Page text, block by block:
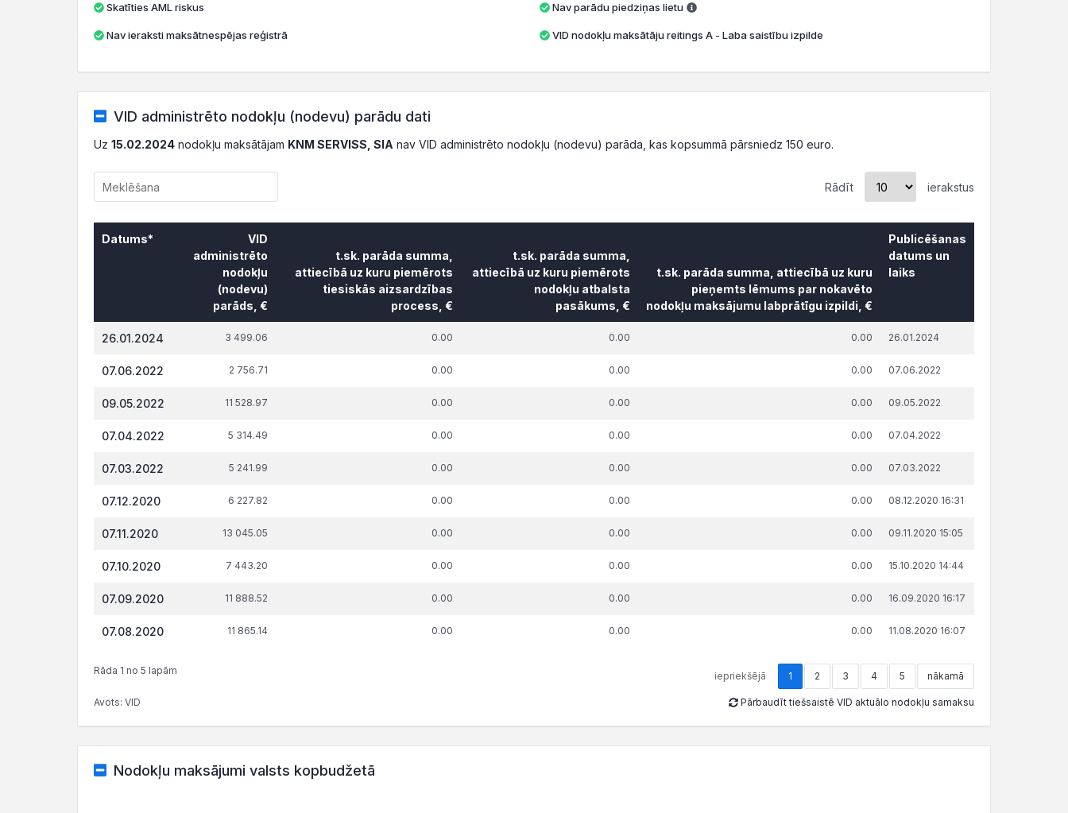
Skatīties AML riskus
Nav ieraksti maksātnespējas reģistrā
Nav parādu piedziņas lietu
VID nodokļu maksātāju reitings A - Laba saistību izpilde
VID administrēto nodokļu (nodevu) parādu dati
Uz 15.02.2024 nodokļu maksātājam KNM SERVISS, SIA nav VID administrēto nodokļu (nodevu) parāda, kas kopsummā pārsniedz 150 euro.
Rādīt ierakstus
Datums*
VID
administrēto
nodokļu
(nodevu)
parāds, €
t.sk. parāda summa,
attiecībā uz kuru piemērots
tiesiskās aizsardzības
process, €
t.sk. parāda summa,
attiecībā uz kuru piemērots
nodokļu atbalsta
pasākums, €
t.sk. parāda summa, attiecībā uz kuru
pieņemts lēmums par nokavēto
nodokļu maksājumu labprātīgu izpildi, €
Publicēšanas
datums un
laiks
nodokļu
parāds, €
tiesiskās aizsardzības
nodokļu atbalsta
nodokļu maksājumu labprātīgu izpildi, €
laiks
26.01.2024 3 499.06 0.00 0.00 0.00 26.01.2024
07.06.2022 2 756.71 0.00 0.00 0.00 07.06.2022
09.05.2022 11 528.97 0.00 0.00 0.00 09.05.2022
07.04.2022 5 314.49 0.00 0.00 0.00 07.04.2022
07.03.2022 5 241.99 0.00 0.00 0.00 07.03.2022
07.12.2020 6 227.82 0.00 0.00 0.00 08.12.2020 16:31
07.11.2020 13 045.05 0.00 0.00 0.00 09.11.2020 15:05
07.10.2020 7 443.20 0.00 0.00 0.00 15.10.2020 14:44
07.09.2020 11 888.52 0.00 0.00 0.00 16.09.2020 16:17
07.08.2020 11 865.14 0.00 0.00 0.00 11.08.2020 16:07
Rāda 1 no 5 lapām iepriekšējā 1 2 3 4 5 nākamā
Avots: VID Pārbaudīt tiešsaistē VID aktuālo nodokļu samaksu
Nodokļu maksājumi valsts kopbudžetā